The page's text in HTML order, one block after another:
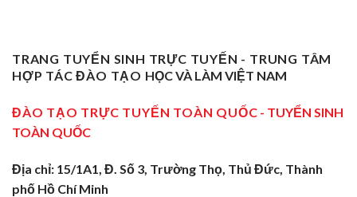
Nghề
Cửa
Ngõ
Miền
2026
Tây
Ninh:
Truyền
Tại
Dạy
Nghề
Sơ
Tại
Sóc
Nghề
Tại
TRANG TUYỂN SINH TRỰC TUYẾN - TRUNG TÂM
HỢP TÁC ĐÀO TẠO HỌC VÀ LÀM VIỆT NAM
ĐÀO TẠO TRỰC TUYẾN TOÀN QUỐC - TUYỂN SINH
TOÀN QUỐC
Địa chỉ: 15/1A1, Đ. Số 3, Trường Thọ, Thủ Đức, Thành
phố Hồ Chí Minh